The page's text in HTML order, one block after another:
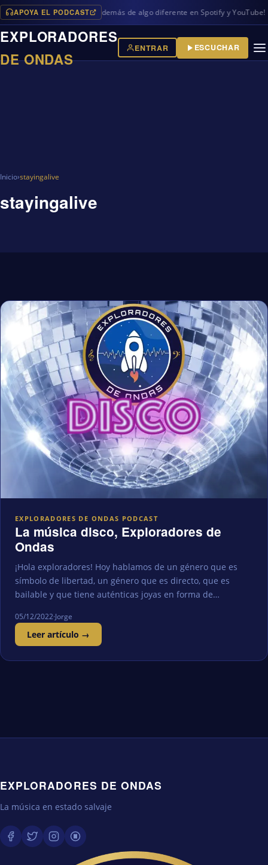
APOYA EL PODCAST
programas en iVoox, además de algo diferente en Spotify y YouTube!
EXPLORADORES
DE ONDAS
ENTRAR ESCUCHAR
Inicio›stayingalive
stayingalive
EXPLORADORES DE ONDAS PODCAST
La música disco, Exploradores de
Ondas
¡Hola exploradores! Hoy hablamos de un género que es
símbolo de libertad, un género que es directo, que es
bailable y que tiene auténticas joyas en forma de…
05/12/2022·Jorge
Leer artículo →
EXPLORADORES DE ONDAS
La música en estado salvaje